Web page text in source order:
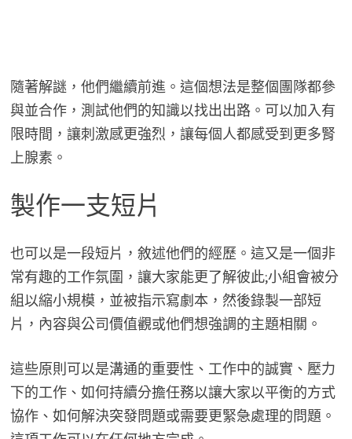
隨著解謎，他們繼續前進。這個想法是整個團隊都參
與並合作，測試他們的知識以找出出路。可以加入有
限時間，讓刺激感更強烈，讓每個人都感受到更多腎
上腺素。
製作一支短片
也可以是一段短片，敘述他們的經歷。這又是一個非
常有趣的工作氛圍，讓大家能更了解彼此;小組會被分
組以縮小規模，並被指示寫劇本，然後錄製一部短
片，內容與公司價值觀或他們想強調的主題相關。
這些原則可以是溝通的重要性、工作中的誠實、壓力
下的工作、如何持續分擔任務以讓大家以平衡的方式
協作、如何解決突發問題或需要更緊急處理的問題。